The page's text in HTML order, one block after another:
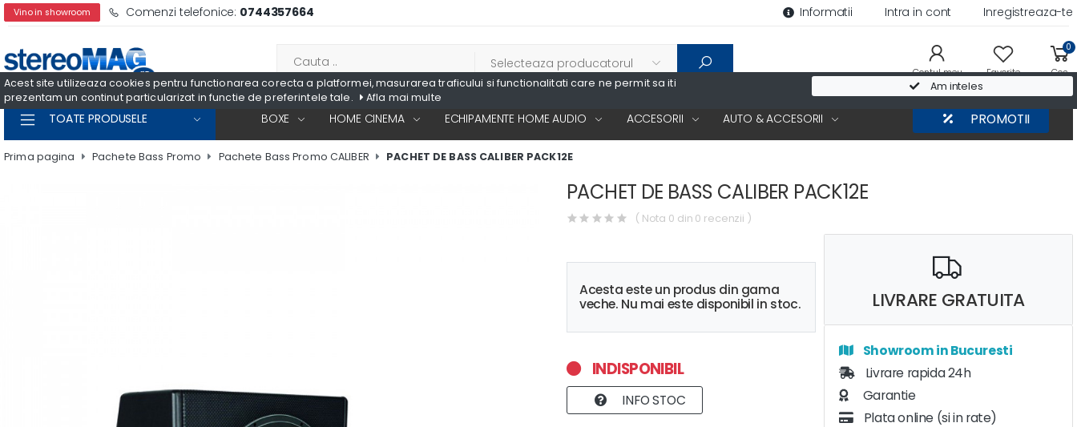
Acest site utilizeaza cookies pentru functionarea corecta a platformei, masurarea traficului si functionalitati care ne permit sa iti
prezentam un continut particularizat in functie de preferintele tale.
Afla mai multe
Am inteles
Vino in showroom Comenzi telefonice: 0744357664 Informatii Intra in cont Inregistreaza-te
Contul meu Favorite
0
Cos
TOATE PRODUSELE BOXE HOME CINEMA ECHIPAMENTE HOME AUDIO ACCESORII AUTO & ACCESORII PROMOTII
Prima pagina Pachete Bass Promo Pachete Bass Promo CALIBER PACHET DE BASS CALIBER PACK12E
PACHET DE BASS CALIBER PACK12E
( Nota 0 din 0 recenzii )
Acesta este un produs din gama
veche. Nu mai este disponibil in stoc.
INDISPONIBIL
INFO STOC
LIVRARE GRATUITA
Showroom in Bucuresti
Livrare rapida 24h
Garantie
Plata online (si in rate)